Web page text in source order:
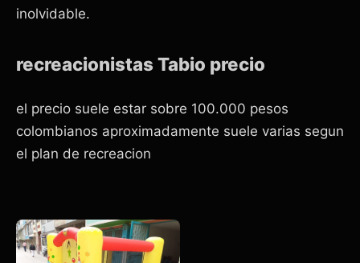
inolvidable.
recreacionistas Tabio precio
el precio suele estar sobre 100.000 pesos
colombianos aproximadamente suele varias segun
el plan de recreacion